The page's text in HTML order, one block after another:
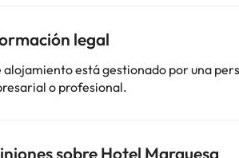
recorrer toda la isla, ya que
localidades cercanas de la zona, cómo: la
legal
alojamiento está gestionado por una
o profesional.
sobre Hotel Marquesa